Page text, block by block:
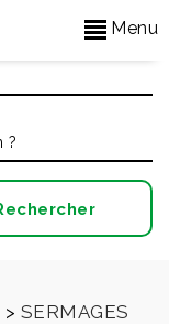
Menu
> SERMAGES